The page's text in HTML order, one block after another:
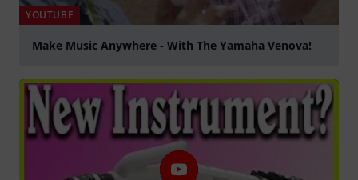
YOUTUBE
Make Music Anywhere - With The Yamaha Venova!